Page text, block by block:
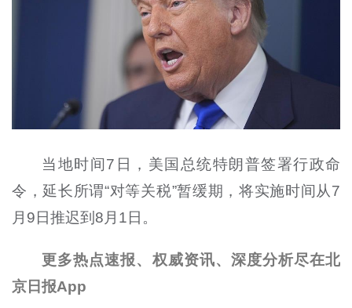
当地时间7日，美国总统特朗普签署行政命
令，延长所谓“对等关税”暂缓期，将实施时间从7
月9日推迟到8月1日。
更多热点速报、权威资讯、深度分析尽在北
京日报App